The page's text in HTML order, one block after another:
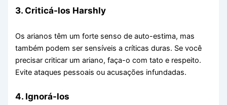
3. Criticá-los Harshly
Os arianos têm um forte senso de auto-estima, mas
também podem ser sensíveis a críticas duras. Se você
precisar criticar um ariano, faça-o com tato e respeito.
Evite ataques pessoais ou acusações infundadas.
4. Ignorá-los